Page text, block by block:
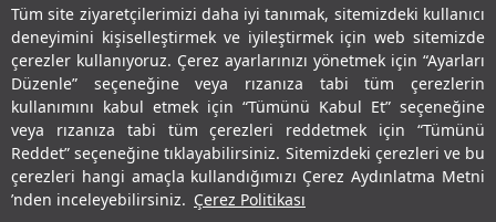
Tüm site ziyaretçilerimizi daha iyi tanımak, sitemizdeki kullanıcı
deneyimini kişiselleştirmek ve iyileştirmek için web sitemizde
çerezler kullanıyoruz. Çerez ayarlarınızı yönetmek için “Ayarları
Düzenle” seçeneğine veya rızanıza tabi tüm çerezlerin
kullanımını kabul etmek için “Tümünü Kabul Et” seçeneğine
veya rızanıza tabi tüm çerezleri reddetmek için “Tümünü
Reddet” seçeneğine tıklayabilirsiniz. Sitemizdeki çerezleri ve bu
çerezleri hangi amaçla kullandığımızı Çerez Aydınlatma Metni
’nden inceleyebilirsiniz. Çerez Politikası
Adres & İletişim
Uygulamalarımız